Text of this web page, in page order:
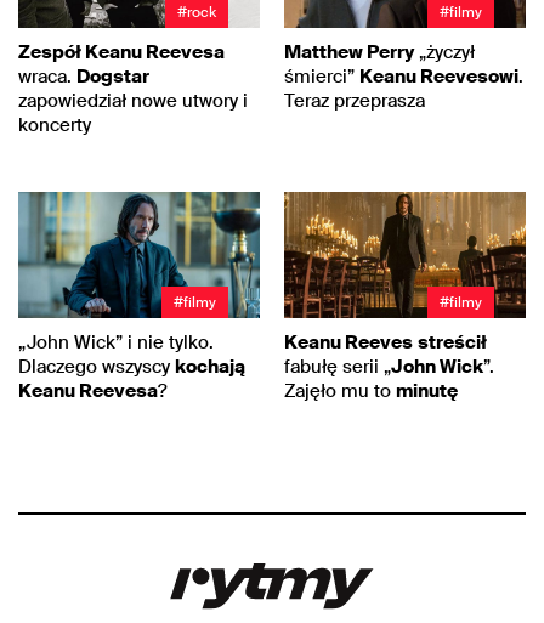
#rock
Zespół Keanu Reevesa
wraca. Dogstar
zapowiedział nowe utwory i
koncerty
#filmy
Matthew Perry„życzył
śmierci” Keanu Reevesowi.
Teraz przeprasza
#filmy
„John Wick” i nie tylko.
Dlaczego wszyscy kochają
Keanu Reevesa?
#filmy
Keanu Reeves streścił
fabułę serii „John Wick”.
Zajęło mu to minutę